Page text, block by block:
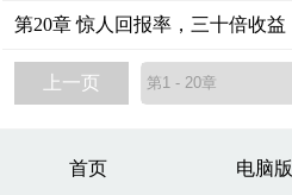
第20章 惊人回报率，三十倍收益
上一页
首页 电脑版